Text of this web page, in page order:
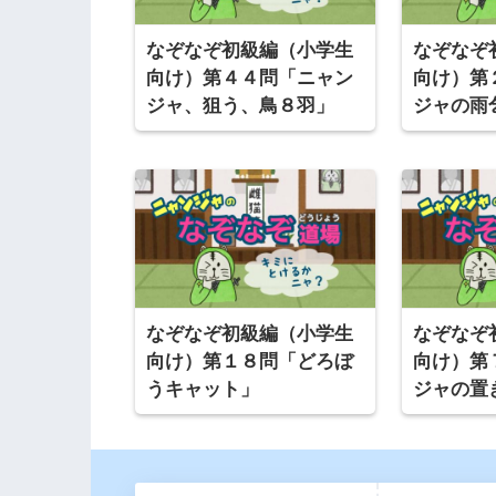
なぞなぞ初級編（小学生
向け）第４４問「ニャン
ジャ、狙う、鳥８羽」
なぞなぞ
向け）第
ジャの雨
なぞなぞ初級編（小学生
向け）第１８問「どろぼ
うキャット」
なぞなぞ
向け）第
ジャの置